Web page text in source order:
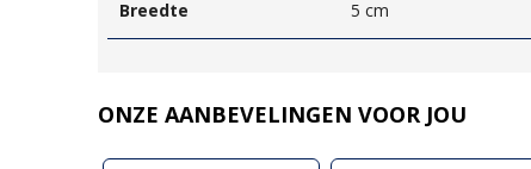
Breedte 5 cm
ONZE AANBEVELINGEN VOOR JOU